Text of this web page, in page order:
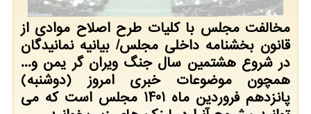
مخالفت مجلس با کلیات طرح اصلاح موادی از
قانون بخشنامه داخلی مجلس/ بیانیه نمانیدگان
در شروع هشتمین سال جنگ ویران گر یمن و...
همچون موضوعات خبری امروز (دوشنبه)
پانزدهم فروردین ماه 1401 مجلس است که می